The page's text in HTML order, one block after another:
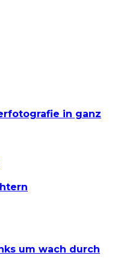
in ganz
um wach durch